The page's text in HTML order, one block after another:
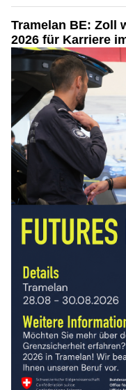
Tramelan BE: Zoll
2026 für Karriere